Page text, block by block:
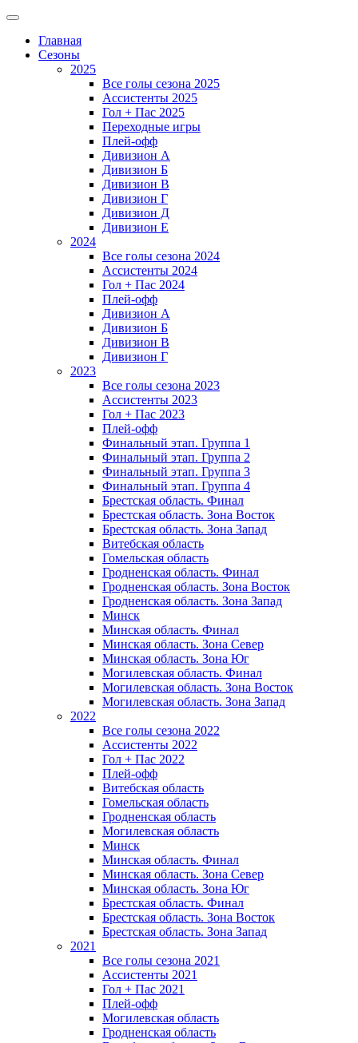
Главная
Сезоны
2025
Все голы сезона 2025
Ассистенты 2025
Гол + Пас 2025
Переходные игры
Плей-офф
Дивизион A
Дивизион Б
Дивизион В
Дивизион Г
Дивизион Д
Дивизион Е
2024
Все голы сезона 2024
Ассистенты 2024
Гол + Пас 2024
Плей-офф
Дивизион A
Дивизион Б
Дивизион В
Дивизион Г
2023
Все голы сезона 2023
Ассистенты 2023
Гол + Пас 2023
Плей-офф
Финальный этап. Группа 1
Финальный этап. Группа 2
Финальный этап. Группа 3
Финальный этап. Группа 4
Брестская область. Финал
Брестская область. Зона Восток
Брестская область. Зона Запад
Витебская область
Гомельская область
Гродненская область. Финал
Гродненская область. Зона Восток
Гродненская область. Зона Запад
Минск
Минская область. Финал
Минская область. Зона Север
Минская область. Зона Юг
Могилевская область. Финал
Могилевская область. Зона Восток
Могилевская область. Зона Запад
2022
Все голы сезона 2022
Ассистенты 2022
Гол + Пас 2022
Плей-офф
Витебская область
Гомельская область
Гродненская область
Могилевская область
Минск
Mинская область. Финал
Минская область. Зона Север
Минская область. Зона Юг
Брестская область. Финал
Брестская область. Зона Восток
Брестская область. Зона Запад
2021
Все голы сезона 2021
Ассистенты 2021
Гол + Пас 2021
Плей-офф
Могилевская область
Гродненская область